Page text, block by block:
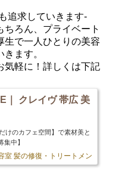
追求していきます-
ちろん、プライベート
生で一人ひとりの美容
ます。
気軽に！詳しくは下記
｜ クレイヴ 帯広 美
けのカフェ空間】で素材美と
中】
髪の修復・トリートメント専門店